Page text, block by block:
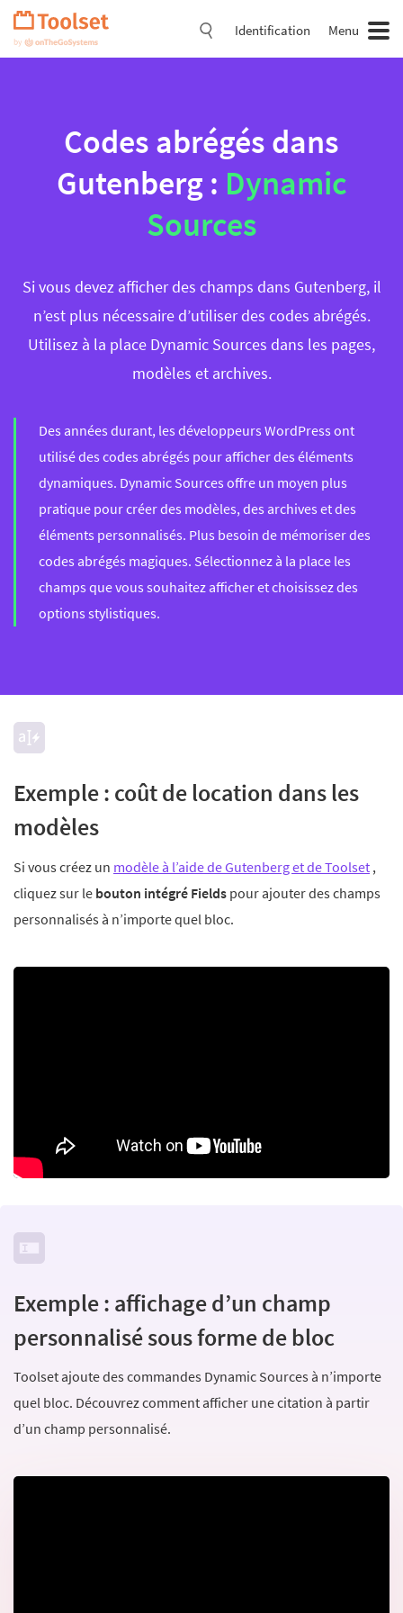
Passer
navigation
Identification Menu
Codes abrégés dans
Gutenberg : Dynamic
Sources
Si vous devez afficher des champs dans Gutenberg, il
n’est plus nécessaire d’utiliser des codes abrégés.
Utilisez à la place Dynamic Sources dans les pages,
modèles et archives.
Des années durant, les développeurs WordPress ont
utilisé des codes abrégés pour afficher des éléments
dynamiques. Dynamic Sources offre un moyen plus
pratique pour créer des modèles, des archives et des
éléments personnalisés. Plus besoin de mémoriser des
codes abrégés magiques. Sélectionnez à la place les
champs que vous souhaitez afficher et choisissez des
options stylistiques.
Exemple : coût de location dans les
modèles
Si vous créez un modèle à l’aide de Gutenberg et de Toolset ,
cliquez sur le bouton intégré Fields pour ajouter des champs
personnalisés à n’importe quel bloc.
Exemple : affichage d’un champ
personnalisé sous forme de bloc
Toolset ajoute des commandes Dynamic Sources à n’importe
quel bloc. Découvrez comment afficher une citation à partir
d’un champ personnalisé.